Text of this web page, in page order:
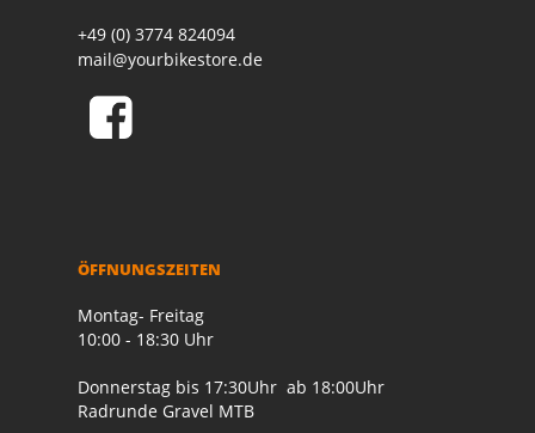
+49 (0) 3774 824094
mail@yourbikestore.de
ÖFFNUNGSZEITEN
Montag- Freitag
10:00 - 18:30 Uhr
Donnerstag bis 17:30Uhr ab 18:00Uhr
Radrunde Gravel MTB